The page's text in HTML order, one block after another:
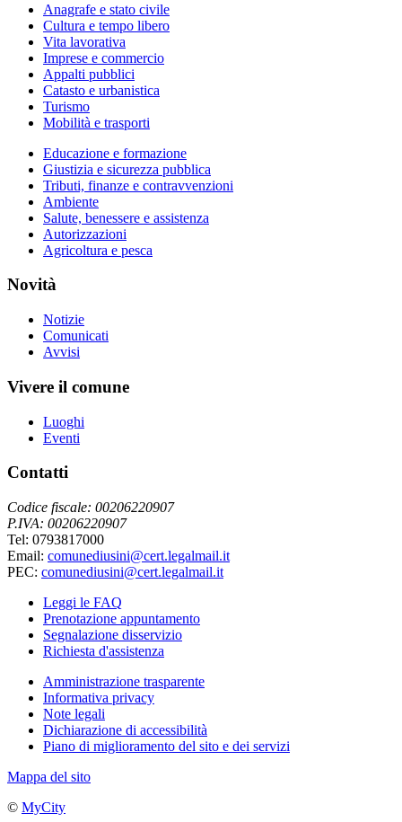
Anagrafe e stato civile
Cultura e tempo libero
Vita lavorativa
Imprese e commercio
Appalti pubblici
Catasto e urbanistica
Turismo
Mobilità e trasporti
Educazione e formazione
Giustizia e sicurezza pubblica
Tributi, finanze e contravvenzioni
Ambiente
Salute, benessere e assistenza
Autorizzazioni
Agricoltura e pesca
Novità
Notizie
Comunicati
Avvisi
Vivere il comune
Luoghi
Eventi
Contatti
Codice fiscale: 00206220907
P.IVA: 00206220907
Tel: 0793817000
Email: comunediusini@cert.legalmail.it
PEC: comunediusini@cert.legalmail.it
Leggi le FAQ
Prenotazione appuntamento
Segnalazione disservizio
Richiesta d'assistenza
Amministrazione trasparente
Informativa privacy
Note legali
Dichiarazione di accessibilità
Piano di miglioramento del sito e dei servizi
Mappa del sito
© MyCity